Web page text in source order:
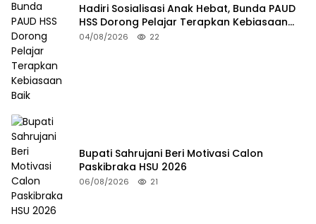
Hadiri Sosialisasi Anak Hebat, Bunda PAUD
HSS Dorong Pelajar Terapkan Kebiasaan
Baik
04/08/2026 22
Bupati Sahrujani Beri Motivasi Calon
Paskibraka HSU 2026
06/08/2026 21